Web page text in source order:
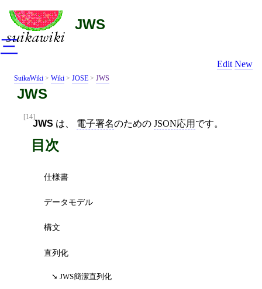
JWS
Edit New
SuikaWiki > Wiki > JOSE > JWS
JWS
[14]
JWS は、 電子署名のための JSON応用 です。
目次
仕様書
データモデル
構文
直列化
JWS簡潔直列化
三